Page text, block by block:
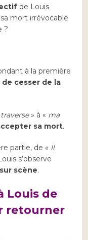
de Louis
sa mort irrévocable
?
à la première
cesser de la
» à « ma
sa mort.
partie, de « Il
s’observe
scène.
Louis de
retourner